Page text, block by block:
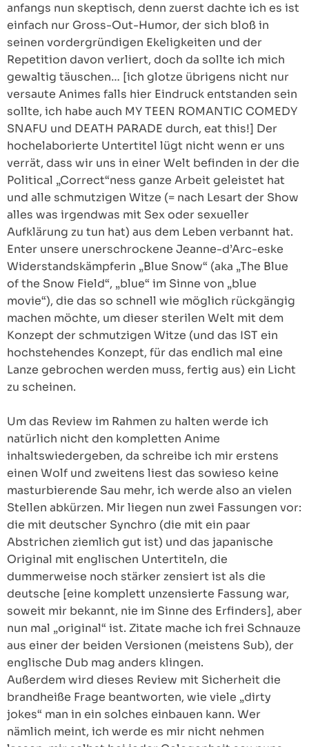
anfangs nun skeptisch, denn zuerst dachte ich es ist
einfach nur Gross-Out-Humor, der sich bloß in
seinen vordergründigen Ekeligkeiten und der
Repetition davon verliert, doch da sollte ich mich
gewaltig täuschen… [ich glotze übrigens nicht nur
versaute Animes falls hier Eindruck entstanden sein
sollte, ich habe auch MY TEEN ROMANTIC COMEDY
SNAFU und DEATH PARADE durch, eat this!] Der
hochelaborierte Untertitel lügt nicht wenn er uns
verrät, dass wir uns in einer Welt befinden in der die
Political „Correct“ness ganze Arbeit geleistet hat
und alle schmutzigen Witze (= nach Lesart der Show
alles was irgendwas mit Sex oder sexueller
Aufklärung zu tun hat) aus dem Leben verbannt hat.
Enter unsere unerschrockene Jeanne-d’Arc-eske
Widerstandskämpferin „Blue Snow“ (aka „The Blue
of the Snow Field“, „blue“ im Sinne von „blue
movie“), die das so schnell wie möglich rückgängig
machen möchte, um dieser sterilen Welt mit dem
Konzept der schmutzigen Witze (und das IST ein
hochstehendes Konzept, für das endlich mal eine
Lanze gebrochen werden muss, fertig aus) ein Licht
zu scheinen.
Um das Review im Rahmen zu halten werde ich
natürlich nicht den kompletten Anime
inhaltswiedergeben, da schreibe ich mir erstens
einen Wolf und zweitens liest das sowieso keine
masturbierende Sau mehr, ich werde also an vielen
Stellen abkürzen. Mir liegen nun zwei Fassungen vor:
die mit deutscher Synchro (die mit ein paar
Abstrichen ziemlich gut ist) und das japanische
Original mit englischen Untertiteln, die
dummerweise noch stärker zensiert ist als die
deutsche [eine komplett unzensierte Fassung war,
soweit mir bekannt, nie im Sinne des Erfinders], aber
nun mal „original“ ist. Zitate mache ich frei Schnauze
aus einer der beiden Versionen (meistens Sub), der
englische Dub mag anders klingen.
Außerdem wird dieses Review mit Sicherheit die
brandheiße Frage beantworten, wie viele „dirty
jokes“ man in ein solches einbauen kann. Wer
nämlich meint, ich werde es mir nicht nehmen